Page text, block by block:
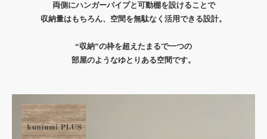
両側にハンガーパイプと可動棚を設けることで
収納量はもちろん、空間を無駄なく活用できる設計。
“収納”の枠を超えたまるで一つの
部屋のようなゆとりある空間です。